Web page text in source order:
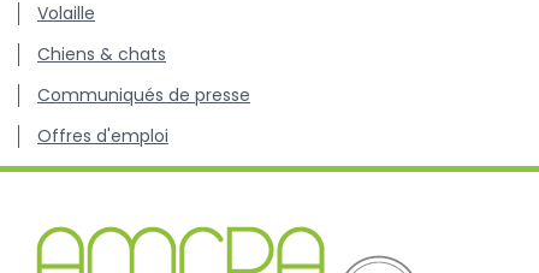
Volaille
Chiens & chats
Communiqués de presse
Offres d'emploi